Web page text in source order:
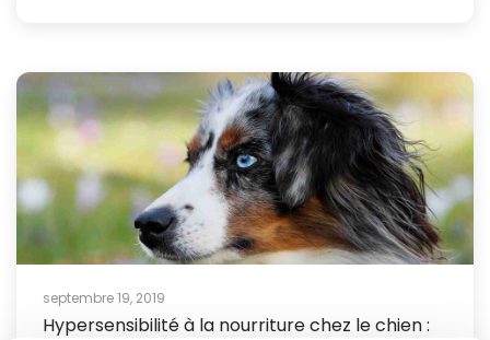
septembre 19, 2019
Hypersensibilité à la nourriture chez le chien :